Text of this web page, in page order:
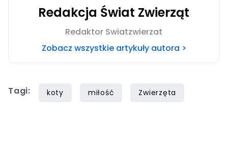
Redakcja Świat Zwierząt
Redaktor Swiatzwierzat
Zobacz wszystkie artykuły autora >
Tagi: koty miłość Zwierzęta